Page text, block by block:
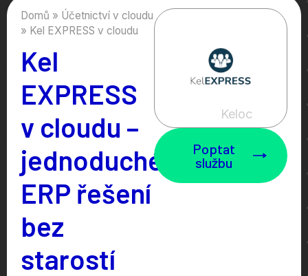
Domů » Účetnictví v cloudu
» Kel EXPRESS v cloudu
Kel
EXPRESS
v cloudu –
jednoduché
ERP řešení
bez
starostí
Keloc
Poptat
službu